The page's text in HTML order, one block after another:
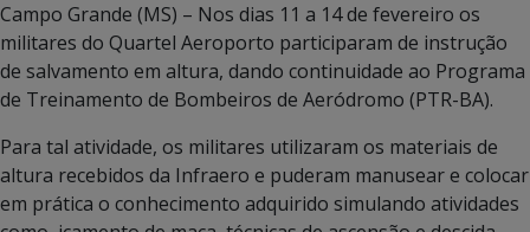
Campo Grande (MS) – Nos dias 11 a 14 de fevereiro os
militares do Quartel Aeroporto participaram de instrução
de salvamento em altura, dando continuidade ao Programa
de Treinamento de Bombeiros de Aeródromo (PTR-BA).
Para tal atividade, os militares utilizaram os materiais de
altura recebidos da Infraero e puderam manusear e colocar
em prática o conhecimento adquirido simulando atividades